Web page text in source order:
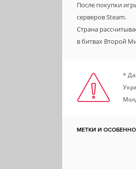
После покупки
серверов Steam.
Страна
в битвах Второй
*
МЕТКИ И